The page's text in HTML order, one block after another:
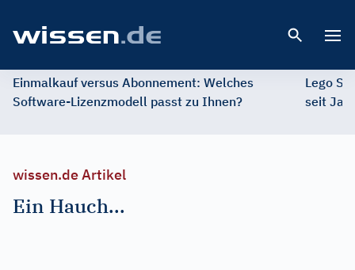
Einmalkauf versus Abonnement: Welches
Software-Lizenzmodell passt zu Ihnen?
Lego
seit
wissen.de Artikel
Ein Hauch...